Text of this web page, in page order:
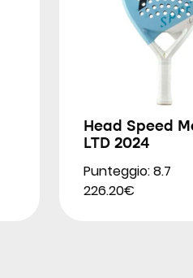
Head Speed
LTD 2024
Punteggio: 8.7
226.20€